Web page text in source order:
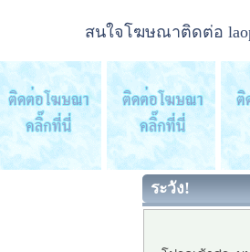
สนใจโฆษณาติดต่อ
ระวัง!